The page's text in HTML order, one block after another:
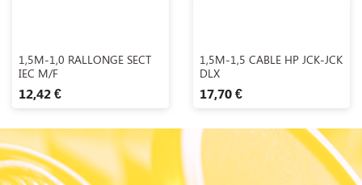
Aperçu rapide
1,5M-1,0 RALLONGE SECT
IEC M/F
12,42 €
Aperçu rapide
1,5M-1,5 CABLE HP JCK-JCK
DLX
17,70 €